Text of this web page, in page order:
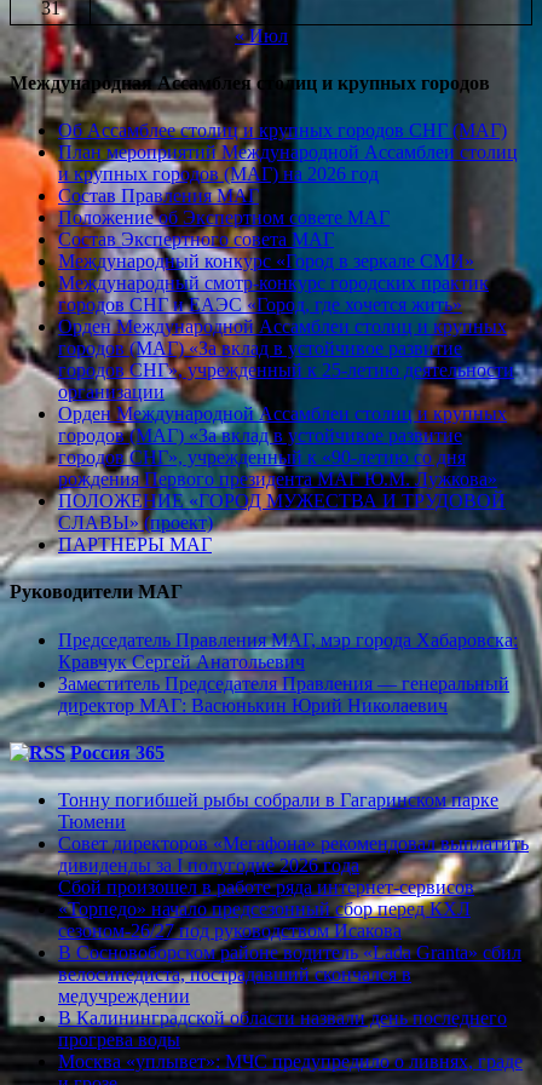
31
« Июл
Международная Ассамблея столиц и крупных городов
Об Ассамблее столиц и крупных городов СНГ (МАГ)
План мероприятий Международной Ассамблеи столиц
и крупных городов (МАГ) на 2026 год
Состав Правления МАГ
Положение об Экспертном совете МАГ
Состав Экспертного совета МАГ
Международный конкурс «Город в зеркале СМИ»
Международный смотр-конкурс городских практик
городов СНГ и ЕАЭС «Город, где хочется жить»
Орден Международной Ассамблеи столиц и крупных
городов (МАГ) «За вклад в устойчивое развитие
городов СНГ», учрежденный к 25-летию деятельности
организации
Орден Международной Ассамблеи столиц и крупных
городов (МАГ) «За вклад в устойчивое развитие
городов СНГ», учрежденный к «90-летию со дня
рождения Первого президента МАГ Ю.М. Лужкова»
ПОЛОЖЕНИЕ «ГОРОД МУЖЕСТВА И ТРУДОВОЙ
СЛАВЫ» (проект)
ПАРТНЕРЫ МАГ
Руководители МАГ
Председатель Правления МАГ, мэр города Хабаровска:
Кравчук Сергей Анатольевич
Заместитель Председателя Правления — генеральный
директор МАГ: Васюнькин Юрий Николаевич
Россия 365
Тонну погибшей рыбы собрали в Гагаринском парке
Тюмени
Совет директоров «Мегафона» рекомендовал выплатить
дивиденды за I полугодие 2026 года
Сбой произошел в работе ряда интернет-сервисов
«Торпедо» начало предсезонный сбор перед КХЛ
сезоном-26/27 под руководством Исакова
В Сосновоборском районе водитель «Lada Granta» сбил
велосипедиста, пострадавший скончался в
медучреждении
В Калининградской области назвали день последнего
прогрева воды
Москва «уплывет»: МЧС предупредило о ливнях, граде